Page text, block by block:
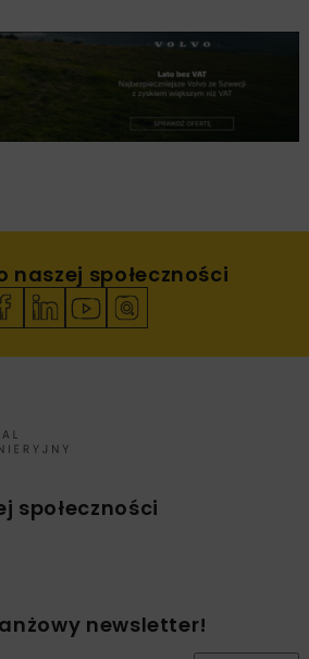
naszej społeczności
społeczności
newsletter!